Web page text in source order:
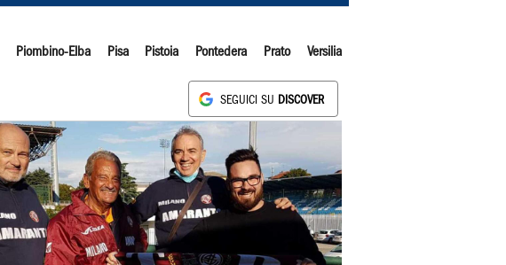
Piombino-Elba Pisa Pistoia Pontedera Prato Versilia
SEGUICI SU DISCOVER